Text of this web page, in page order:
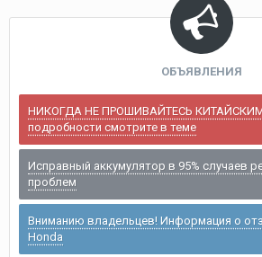
ОБЪЯВЛЕНИЯ
НИКОГДА НЕ ПРОШИВАЙТЕСЬ
подробности смотрите в теме
Исправный аккумулятор в 95% случаев
проблем
Вниманию владельцев! Информация о
Honda